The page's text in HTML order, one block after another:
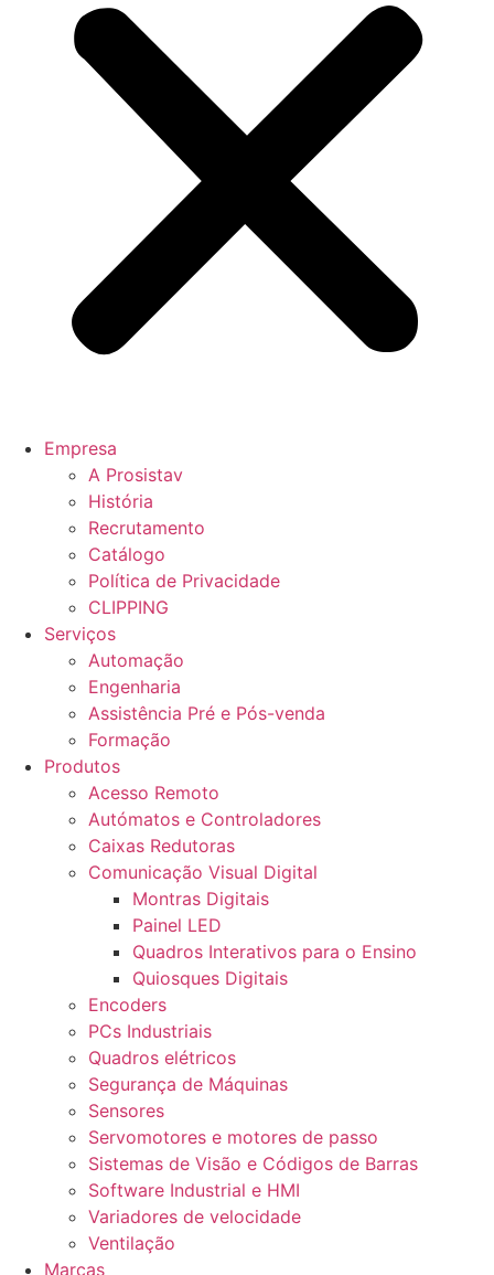
Empresa
A Prosistav
História
Recrutamento
Catálogo
Política de Privacidade
CLIPPING
Serviços
Automação
Engenharia
Assistência Pré e Pós-venda
Formação
Produtos
Acesso Remoto
Autómatos e Controladores
Caixas Redutoras
Comunicação Visual Digital
Montras Digitais
Painel LED
Quadros Interativos para o Ensino
Quiosques Digitais
Encoders
PCs Industriais
Quadros elétricos
Segurança de Máquinas
Sensores
Servomotores e motores de passo
Sistemas de Visão e Códigos de Barras
Software Industrial e HMI
Variadores de velocidade
Ventilação
Marcas